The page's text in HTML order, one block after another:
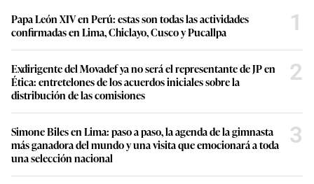
Papa León XIV en Perú: estas son todas las actividades
confirmadas en Lima, Chiclayo, Cusco y Pucallpa
1
Exdirigente del Movadef ya no será el representante de JP en
Ética: entretelones de los acuerdos iniciales sobre la
distribución de las comisiones
2
Simone Biles en Lima: paso a paso, la agenda de la gimnasta
más ganadora del mundo y una visita que emocionará a toda
una selección nacional
3